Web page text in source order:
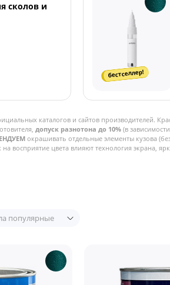
сколов и
бестселлер!
каталогов и сайтов производителей.
допуск разнотона до 10% (в
окрашивать отдельные элементы кузова
восприятие цвета влияют технология экрана,
популярные